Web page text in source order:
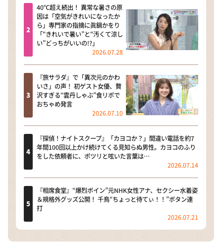
40℃超え続出！ 異常な暑さの原
因は「空気がきれいになったか
ら」専門家の指摘に眞鍋かをり
「“きれいで暑い”と“汚くて涼し
い”どっちがいいの!?」
2026.07.28
『旅サラダ』で「異次元のかわ
いさ」の声！ 初ゲスト女優、贅
沢すぎる“雲丹しゃぶ”食リポで
おちゃめ発言
2026.07.10
『探偵！ナイトスクープ』「カヨコか？」間違い電話を約7
年間100回以上かけ続けてくる見知らぬ男性。カヨコのふり
をした依頼者に、ポツリと呟いた言葉は…
2026.07.14
『相席食堂』“爆烈ボイン”元NHK女性アナ、セクシー水着姿
＆規格外グッズ公開！ 千鳥“ちょっと待てぃ！！”ボタン連
打
2026.07.21